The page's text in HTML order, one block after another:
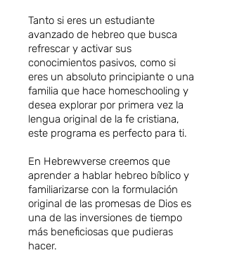
Tanto si eres un estudiante
avanzado de hebreo que busca
refrescar y activar sus
conocimientos pasivos, como si
eres un absoluto principiante o una
familia que hace homeschooling y
desea explorar por primera vez la
lengua original de la fe cristiana,
este programa es perfecto para ti.
En Hebrewverse creemos que
aprender a hablar hebreo bíblico y
familiarizarse con la formulación
original de las promesas de Dios es
una de las inversiones de tiempo
más beneficiosas que pudieras
hacer.